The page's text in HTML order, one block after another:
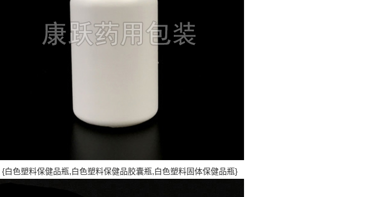
{白色塑料保健品瓶,白色塑料保健品胶囊瓶,白色塑料固体保健品瓶}